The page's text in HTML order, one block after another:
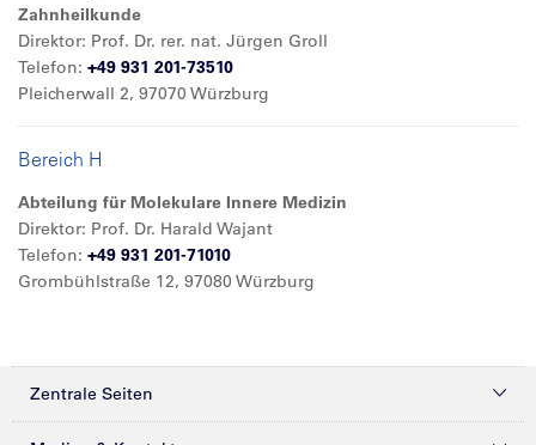
Zahnheilkunde
Direktor: Prof. Dr. rer. nat. Jürgen Groll
Telefon: +49 931 201-73510
Pleicherwall 2, 97070 Würzburg
Bereich H
Abteilung für Molekulare Innere Medizin
Direktor: Prof. Dr. Harald Wajant
Telefon: +49 931 201-71010
Grombühlstraße 12, 97080 Würzburg
Zentrale Seiten